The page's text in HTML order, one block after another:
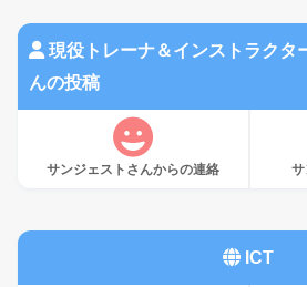
現役トレーナ＆インストラクタ
んの投稿
サンジェストさんからの連絡
ICT